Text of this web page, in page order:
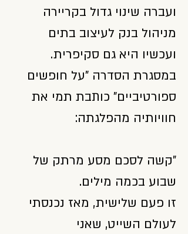
ועברה שינוי גדול בקריירה
מניהול בנק לעיצוב בתים
ועכשיו היא גם סקיפרית.
במסגרת הסדרה "על חופשים
ספורטיביים" כותבת תמי את
חוויותיה מהפלגתה:
"קשה לסכם מסע מרתק של
שבוע בכמה מילים.
זו פעם שלישית, מאז נכנסתי
לעולם השייט, שאני